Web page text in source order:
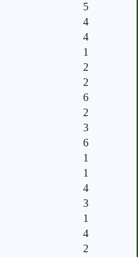
5
4
4
1
2
2
6
2
3
6
1
1
4
3
1
4
2